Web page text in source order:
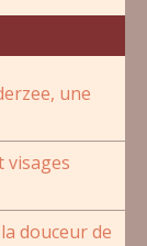
une
visages
douceur de